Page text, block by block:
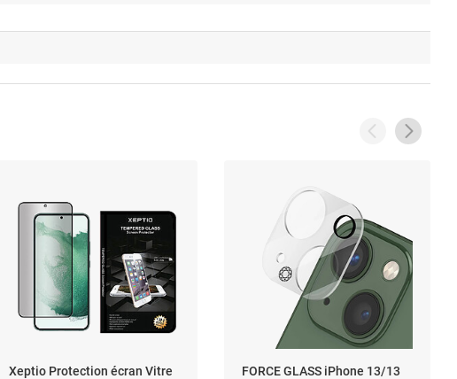
Xeptio Protection écran Vitre
FORCE GLASS iPhone 13/13